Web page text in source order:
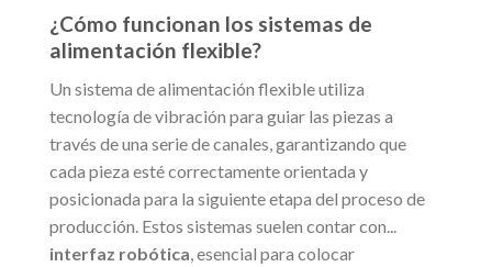
¿Cómo funcionan los sistemas de
alimentación flexible?
Un sistema de alimentación flexible utiliza
tecnología de vibración para guiar las piezas a
través de una serie de canales, garantizando que
cada pieza esté correctamente orientada y
posicionada para la siguiente etapa del proceso de
producción. Estos sistemas suelen contar con...
interfaz robótica, esencial para colocar